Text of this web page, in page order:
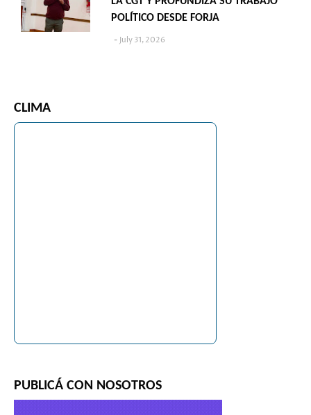
POLÍTICO DESDE FORJA
July 31, 2026
CLIMA
PUBLICÁ CON NOSOTROS